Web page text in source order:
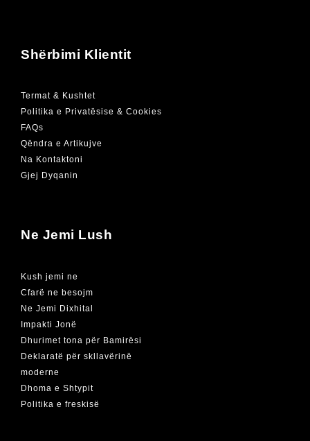
Shërbimi Klientit
Termat & Kushtet
Politika e Privatësise & Cookies
FAQs
Qëndra e Artikujve
Na Kontaktoni
Gjej Dyqanin
Ne Jemi Lush
Kush jemi ne
Cfarë ne besojm
Ne Jemi Dixhital
Impakti Jonë
Dhurimet tona për Bamirësi
Deklaratë për skllavërinë
moderne
Dhoma e Shtypit
Politika e freskisë